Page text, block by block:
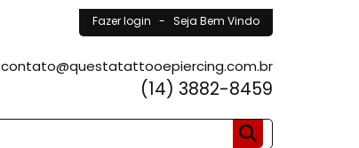
Fazer login - Seja Bem Vindo
contato@questatattooepiercing.com.br
(14) 3882-8459